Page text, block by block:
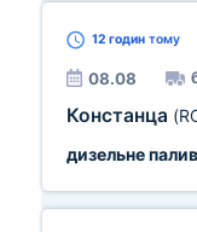
12 годин тому
08.08
Констанца
дизельне